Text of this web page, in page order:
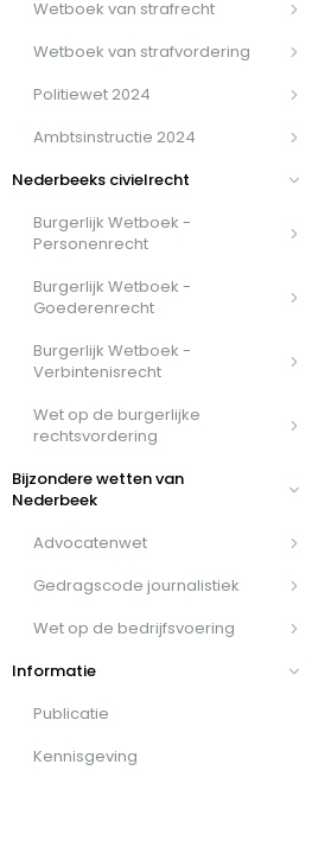
Wetboek van strafrecht
Wetboek van strafvordering
Politiewet 2024
Ambtsinstructie 2024
Nederbeeks civielrecht
Burgerlijk Wetboek -
Personenrecht
Burgerlijk Wetboek -
Goederenrecht
Burgerlijk Wetboek -
Verbintenisrecht
Wet op de burgerlijke
rechtsvordering
Bijzondere wetten van
Nederbeek
Advocatenwet
Gedragscode journalistiek
Wet op de bedrijfsvoering
Informatie
Publicatie
Kennisgeving